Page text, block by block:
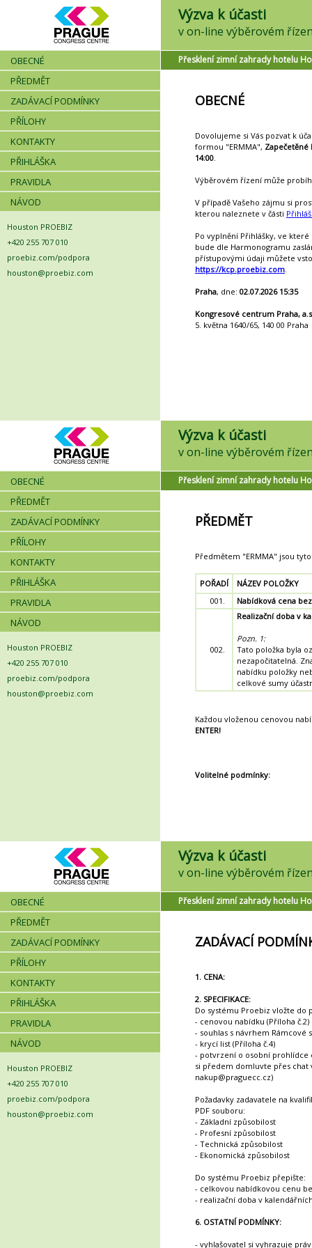
Výzva k účasti
OBECNÉ
PŘEDMĚT
ZADÁVACÍ PODMÍNKY
PŘÍLOHY
KONTAKTY
PŘIHLÁŠKA
PRAVIDLA
NÁVOD
Houston PROEBIZ
+420 255 707 010
proebiz.com/podpora
houston@proebiz.com
Přesklení zimní zahrady hotelu
OBECNÉ
Dovolujeme si Vás pozvat k
formou "ERMMA", Zapečetěné
14:00.
Výběrovém řízení může
V případě Vašeho zájmu si
kterou naleznete v části
Po vyplnění Přihlášky, ve
bude dle Harmonogramu
přístupovými údaji můžete
https://kcp.proebiz.com.
Praha, dne: 02.07.2026 15:35
Kongresové centrum Praha,
5. května 1640/65, 140 00 Praha
Výzva k účasti
OBECNÉ
PŘEDMĚT
ZADÁVACÍ PODMÍNKY
PŘÍLOHY
KONTAKTY
PŘIHLÁŠKA
PRAVIDLA
NÁVOD
Houston PROEBIZ
+420 255 707 010
proebiz.com/podpora
houston@proebiz.com
Přesklení zimní zahrady hotelu
PŘEDMĚT
Předmětem "ERMMA" jsou
POŘADÍ
NÁZEV POLOŽKY
001.
Nabídková cena
002.
Realizační doba v
Pozn. 1:
Tato položka byla
nezapočitatelná.
nabídku položky
celkové sumy
Každou vloženou cenovou
ENTER!
Volitelné podmínky:
Výzva k účasti
OBECNÉ
PŘEDMĚT
ZADÁVACÍ PODMÍNKY
PŘÍLOHY
KONTAKTY
PŘIHLÁŠKA
PRAVIDLA
NÁVOD
Houston PROEBIZ
+420 255 707 010
proebiz.com/podpora
houston@proebiz.com
Přesklení zimní zahrady hotelu
ZADÁVACÍ
1. CENA:
2. SPECIFIKACE:
Do systému Proebiz vložte do
- cenovou nabídku (Příloha č.2)
- souhlas s návrhem Rámcové
- krycí list (Příloha č.4)
- potvrzení o osobní
si předem domluvte přes chat
nakup@praguecc.cz)
Požadavky zadavatele na
PDF souboru:
- Základní způsobilost
- Profesní způsobilost
- Technická způsobilost
- Ekonomická způsobilost
Do systému Proebiz přepište:
- celkovou nabídkovou cenu
- realizační doba v
6. OSTATNÍ PODMÍNKY:
- vyhlašovatel si vyhrazuje